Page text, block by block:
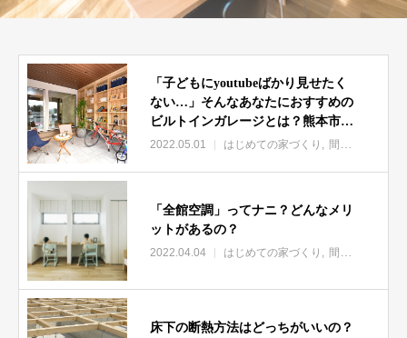
「子どもにyoutubeばかり見せたく
ない…」そんなあなたにおすすめの
ビルトインガレージとは？熊本市南
区KAB展示場で見学可能！
2022.05.01 はじめての家づくり 間取り
「全館空調」ってナニ？どんなメリ
ットがあるの？
2022.04.04 はじめての家づくり 間取り
床下の断熱方法はどっちがいいの？